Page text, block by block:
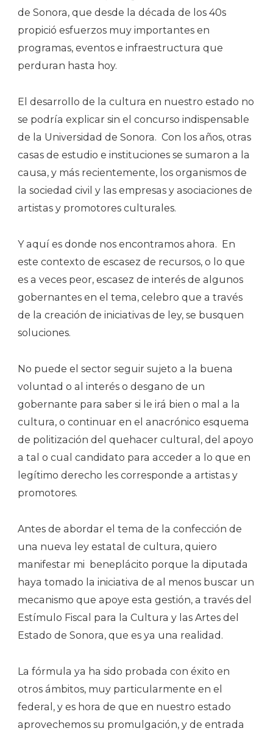
de Sonora, que desde la década de los 40s
propició esfuerzos muy importantes en
programas, eventos e infraestructura que
perduran hasta hoy.
El desarrollo de la cultura en nuestro estado no
se podría explicar sin el concurso indispensable
de la Universidad de Sonora. Con los años, otras
casas de estudio e instituciones se sumaron a la
causa, y más recientemente, los organismos de
la sociedad civil y las empresas y asociaciones de
artistas y promotores culturales.
Y aquí es donde nos encontramos ahora. En
este contexto de escasez de recursos, o lo que
es a veces peor, escasez de interés de algunos
gobernantes en el tema, celebro que a través
de la creación de iniciativas de ley, se busquen
soluciones.
No puede el sector seguir sujeto a la buena
voluntad o al interés o desgano de un
gobernante para saber si le irá bien o mal a la
cultura, o continuar en el anacrónico esquema
de politización del quehacer cultural, del apoyo
a tal o cual candidato para acceder a lo que en
legítimo derecho les corresponde a artistas y
promotores.
Antes de abordar el tema de la confección de
una nueva ley estatal de cultura, quiero
manifestar mi beneplácito porque la diputada
haya tomado la iniciativa de al menos buscar un
mecanismo que apoye esta gestión, a través del
Estímulo Fiscal para la Cultura y las Artes del
Estado de Sonora, que es ya una realidad.
La fórmula ya ha sido probada con éxito en
otros ámbitos, muy particularmente en el
federal, y es hora de que en nuestro estado
aprovechemos su promulgación, y de entrada